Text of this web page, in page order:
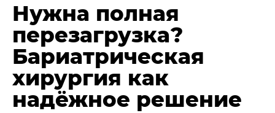
Нужна полная
перезагрузка?
Бариатрическая
хирургия как
надёжное решение